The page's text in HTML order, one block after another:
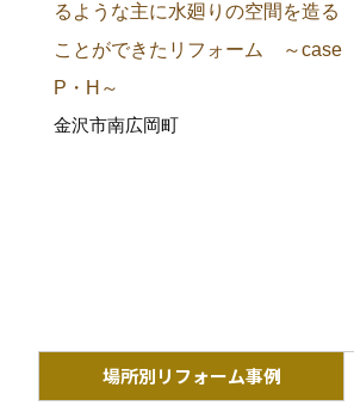
るような主に水廻りの空間を造る
ことができたリフォーム ～case
P・H～
金沢市南広岡町
場所別リフォーム事例